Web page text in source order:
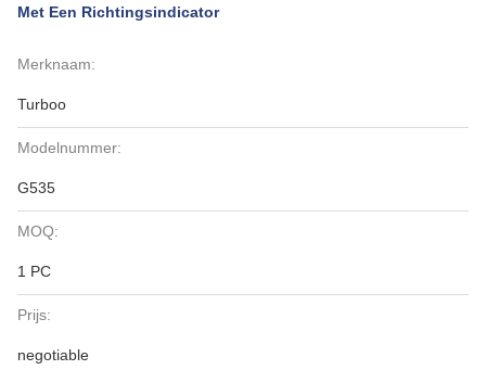
Met Een Richtingsindicator
Merknaam:
Turboo
Modelnummer:
G535
MOQ:
1 PC
Prijs:
negotiable